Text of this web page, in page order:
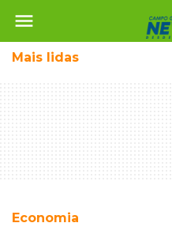
menu
Mais lidas
Economia